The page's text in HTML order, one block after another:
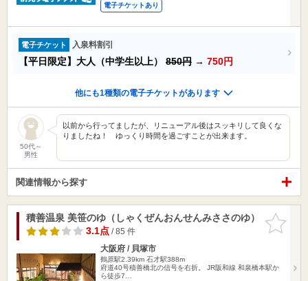
電子チケットあり
電子チケット 入泉料割引
【平日限定】大人（中学生以上） 850円 → 750円
他にも1種類の電子チケットがあります
50代～
男性
以前から行ってましたが、リニューアル後はスッキリして良くな
りましたね！ ゆっくり時間を過ごすことが出来ます。
関連情報から探す
お気に入
りに追加
積善温泉 美笹のゆ（しゃくぜんおんせんみささのゆ）
3.1点/ 85 件
大阪府 / 貝塚市
鶴原駅2.39km 石才駅388m
府道40号積善橋北の信号を右折。 JR阪和線 和泉橋本駅か
ら徒歩7…